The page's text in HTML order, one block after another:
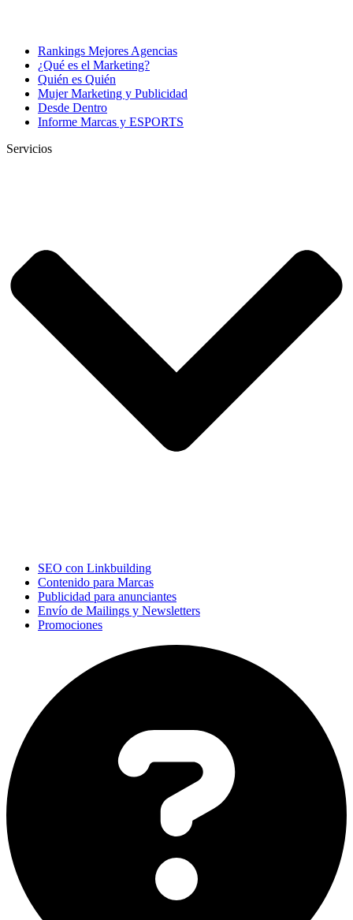
Rankings Mejores Agencias
¿Qué es el Marketing?
Quién es Quién
Mujer Marketing y Publicidad
Desde Dentro
Informe Marcas y ESPORTS
Servicios
SEO con Linkbuilding
Contenido para Marcas
Publicidad para anunciantes
Envío de Mailings y Newsletters
Promociones